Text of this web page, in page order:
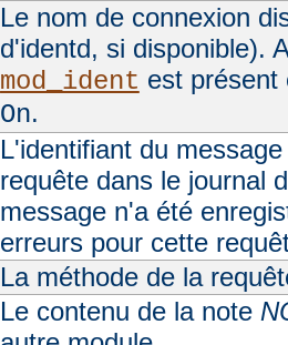
Le nom de connexion
d'identd, si disponible).
mod_ident est
On.
L'identifiant du
requête dans le journal
message n'a été
erreurs pour cette
La méthode de la
Le contenu de la note